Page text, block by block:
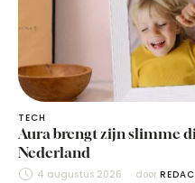
TECH
Aura brengt zijn slimme
Nederland
4 augustus 2026 door